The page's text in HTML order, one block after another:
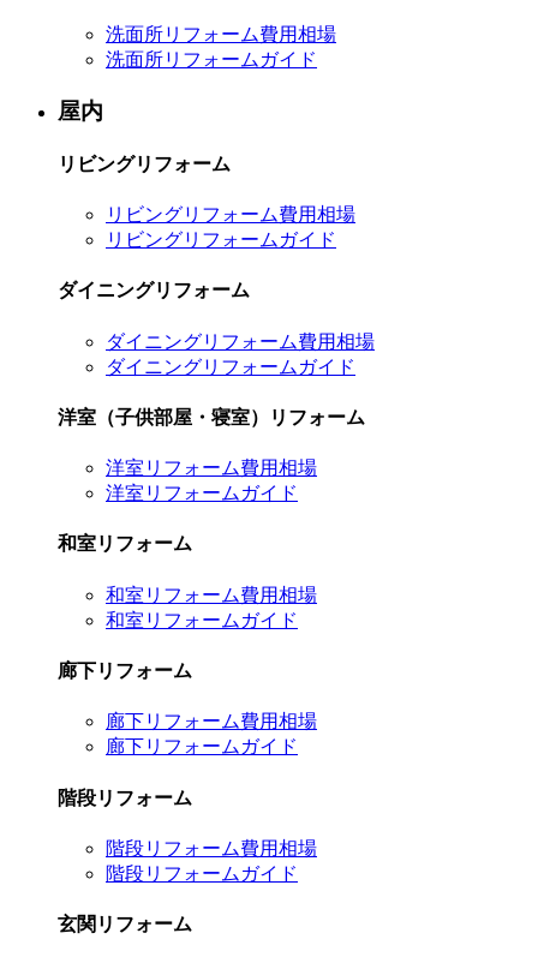
洗面所リフォーム費用相場
洗面所リフォームガイド
屋内
リビングリフォーム
リビングリフォーム費用相場
リビングリフォームガイド
ダイニングリフォーム
ダイニングリフォーム費用相場
ダイニングリフォームガイド
洋室（子供部屋・寝室）リフォーム
洋室リフォーム費用相場
洋室リフォームガイド
和室リフォーム
和室リフォーム費用相場
和室リフォームガイド
廊下リフォーム
廊下リフォーム費用相場
廊下リフォームガイド
階段リフォーム
階段リフォーム費用相場
階段リフォームガイド
玄関リフォーム